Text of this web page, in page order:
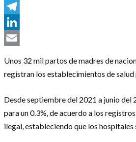
Messenger
Telegram
LinkedIn
Unos 32 mil partos de madres de
registran los establecimientos de
Desde septiembre del 2021 a junio
para un 0.3%, de acuerdo a los
ilegal, estableciendo que los